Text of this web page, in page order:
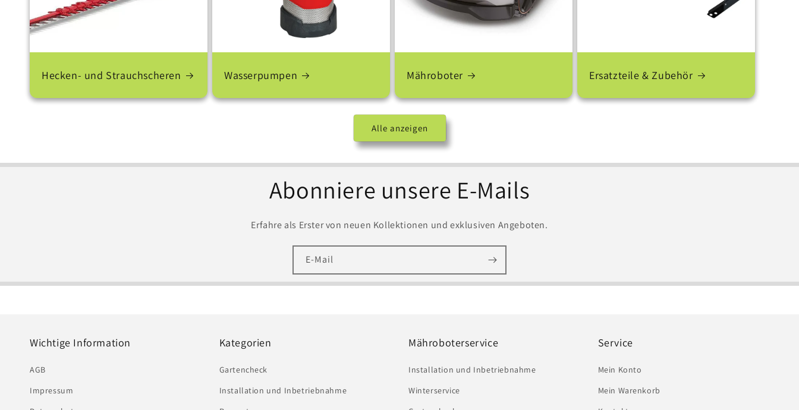
Hecken- und Strauchscheren Wasserpumpen Mähroboter Ersatzteile & Zubehör
Alle anzeigen
Abonniere unsere E-Mails
Erfahre als Erster von neuen Kollektionen und exklusiven Angeboten.
E-Mail
Wichtige Information
AGB
Impressum
Kategorien
Gartencheck
Installation und Inbetriebnahme
Mähroboterservice
Installation und Inbetriebnahme
Winterservice
Service
Mein Konto
Mein Warenkorb